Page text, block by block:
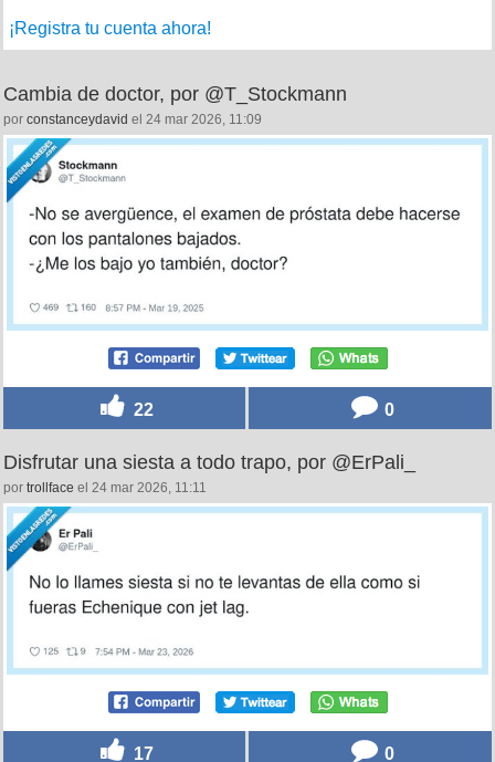
¡Registra tu cuenta ahora!
Cambia de doctor, por @T_Stockmann
por constanceydavid el 24 mar 2026, 11:09
22 0
Disfrutar una siesta a todo trapo, por @ErPali_
por trollface el 24 mar 2026, 11:11
17 0